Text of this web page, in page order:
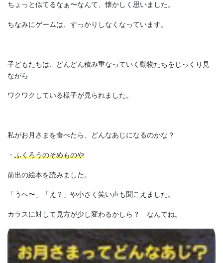
ちょっと似てるなぁ〜なんて、懐かしく思いました。
ちなみにゲームは、すっかりしなくなっています。
子どもたちは、どんどん積み重なっていく動物たちをじっくり見
ながら
ワクワクしている様子が見られました。
私がお月さまを食べたら、どんなあじになるのかな？
・ ふくろうのそめものや
前出の絵本を読みました。
「うへ〜」「え？」や小さく笑い声も聞こえました。
カラスに対して見方が少し変わるかしら？ なんてね。